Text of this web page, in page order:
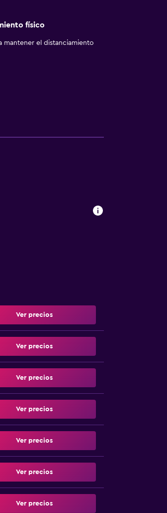
físico
mantener el distanciamiento
Ver precios
Ver precios
Ver precios
Ver precios
Ver precios
Ver precios
Ver precios